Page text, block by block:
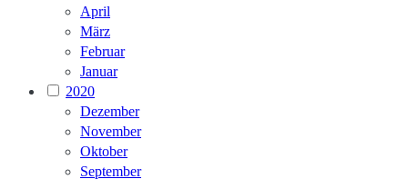
April
März
Februar
Januar
2020
Dezember
November
Oktober
September